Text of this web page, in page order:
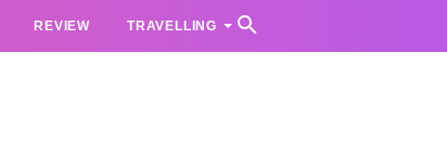
REVIEW TRAVELLING